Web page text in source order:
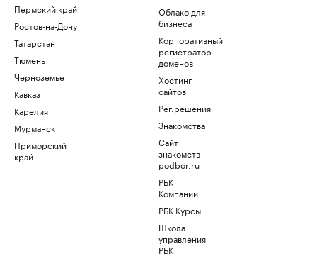
Пермский край
Ростов-на-Дону
Татарстан
Тюмень
Черноземье
Кавказ
Карелия
Мурманск
Приморский
край
Облако для
бизнеса
Корпоративный
регистратор
доменов
Хостинг
сайтов
Рег.решения
Знакомства
Сайт
знакомств
podbor.ru
РБК
Компании
РБК Курсы
Школа
управления
РБК